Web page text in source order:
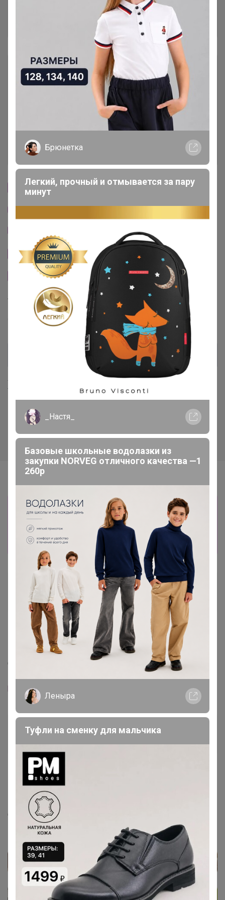
129
Описание
Условия участия
История проведённых выкупов
Cтраничка организатора
Сайт закупки
Размерная сетка
Торговые марки
Coctelle™
Хиты продаж
Информация о заказах доступна
лишь членам клуба
Показать
little_genius
Виртуоз СП
12 марта, 2019 18:31
https://coctelle.ru/catalog/t_12/i_3383/
Натка
13 марта, 2019 07:36
little_genius,
Добавила каталог "Новинки"
Брюнетка
Легкий, прочный и отмывается за пару
минут
_Настя_
Базовые школьные водолазки из
закупки NORVEG отличного качества —1
260р
Леныра
Туфли на сменку для мальчика